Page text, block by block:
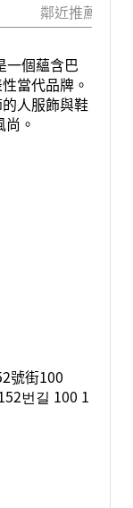
鄰近推薦景點
一個蘊含巴
當代品牌。
人服飾與鞋
。
號街100
번길 100 1